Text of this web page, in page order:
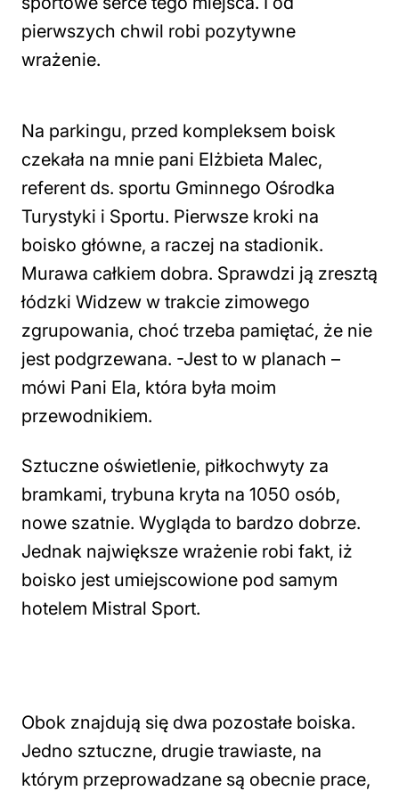
pierwszych chwil robi pozytywne
wrażenie.
Na parkingu, przed kompleksem boisk
czekała na mnie pani Elżbieta Malec,
referent ds. sportu Gminnego Ośrodka
Turystyki i Sportu. Pierwsze kroki na
boisko główne, a raczej na stadionik.
Murawa całkiem dobra. Sprawdzi ją zresztą
łódzki Widzew w trakcie zimowego
zgrupowania, choć trzeba pamiętać, że nie
jest podgrzewana. -Jest to w planach –
mówi Pani Ela, która była moim
przewodnikiem.
Sztuczne oświetlenie, piłkochwyty za
bramkami, trybuna kryta na 1050 osób,
nowe szatnie. Wygląda to bardzo dobrze.
Jednak największe wrażenie robi fakt, iż
boisko jest umiejscowione pod samym
hotelem Mistral Sport.
Obok znajdują się dwa pozostałe boiska.
Jedno sztuczne, drugie trawiaste, na
którym przeprowadzane są obecnie prace,